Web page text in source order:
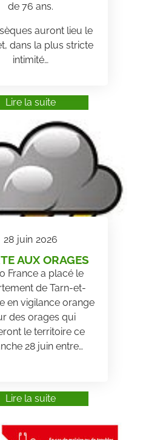
de 76 ans.
auront lieu le
dans la plus stricte
intimité…
Lire la suite
28 juin 2026
AUX ORAGES
France a placé le
de Tarn-et-
en vigilance orange
des orages qui
le territoire ce
28 juin entre…
Lire la suite